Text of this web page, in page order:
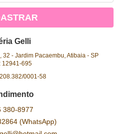
Gelli
32 - Jardim Pacaembu, Atibaia- SP
12941-695
0001-58
380-8977
(WhatsApp)